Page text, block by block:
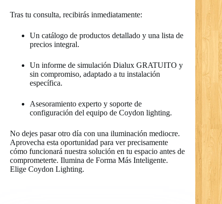
Tras tu consulta, recibirás inmediatamente:
Un catálogo de productos detallado y una lista de
precios integral.
Un informe de simulación Dialux GRATUITO y
sin compromiso, adaptado a tu instalación
específica.
Asesoramiento experto y soporte de
configuración del equipo de Coydon lighting.
No dejes pasar otro día con una iluminación mediocre.
Aprovecha esta oportunidad para ver precisamente
cómo funcionará nuestra solución en tu espacio antes de
comprometerte. Ilumina de Forma Más Inteligente.
Elige Coydon Lighting.